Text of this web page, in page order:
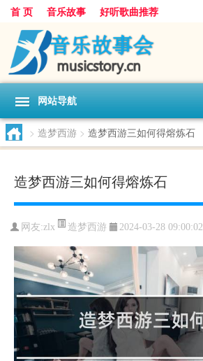
首 页 音乐故事 好听歌曲推荐
网站导航
> 造梦西游 > 造梦西游三如何得熔炼石
造梦西游三如何得熔炼石
网友:zlx 造梦西游 2024-03-28 09:00:02